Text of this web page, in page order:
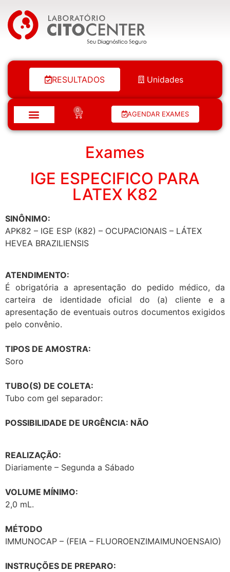
Laboratório Citocenter
RESULTADOS Unidades
0 AGENDAR EXAMES
Exames
IGE ESPECIFICO PARA
LATEX K82
SINÔNIMO:
APK82 – IGE ESP (K82) – OCUPACIONAIS – LÁTEX
HEVEA BRAZILIENSIS
ATENDIMENTO:
É obrigatória a apresentação do pedido médico, da
carteira de identidade oficial do (a) cliente e a
apresentação de eventuais outros documentos exigidos
pelo convênio.
TIPOS DE AMOSTRA:
Soro
TUBO(S) DE COLETA:
Tubo com gel separador:
POSSIBILIDADE DE URGÊNCIA: NÃO
REALIZAÇÃO:
Diariamente – Segunda a Sábado
VOLUME MÍNIMO:
2,0 mL.
MÉTODO
IMMUNOCAP – (FEIA – FLUOROENZIMAIMUNOENSAIO)
INSTRUÇÕES DE PREPARO: